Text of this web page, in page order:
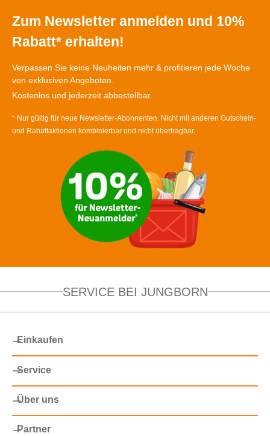
Zum Newsletter anmelden und 10%
Rabatt* erhalten!
Verpassen Sie keine Neuheiten mehr & profitieren jede Woche
von exklusiven Angeboten.
Kostenlos und jederzeit abbestellbar.
* Nur gültig für neue Newsletter-Abonnenten. Nicht mit anderen Gutschein-
und Rabattaktionen kombinierbar und nicht übertragbar.
SERVICE BEI JUNGBORN
Einkaufen
Service
Über uns
Partner